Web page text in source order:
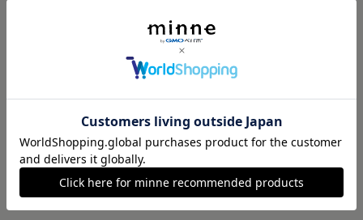
ヴィンテージ販売
ダウンロード販売